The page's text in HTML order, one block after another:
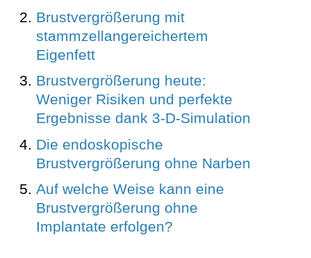
Brustvergrößerung mit
stammzellangereichertem
Eigenfett
Brustvergrößerung heute:
Weniger Risiken und perfekte
Ergebnisse dank 3-D-Simulation
Die endoskopische
Brustvergrößerung ohne Narben
Auf welche Weise kann eine
Brustvergrößerung ohne
Implantate erfolgen?